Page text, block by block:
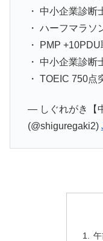
・ 中小企業診断
・ ハーフマラソ
・ PMP
・ 中小企業診断
・ TOEIC 750点
— しぐれがき【
(@shiguregaki2)